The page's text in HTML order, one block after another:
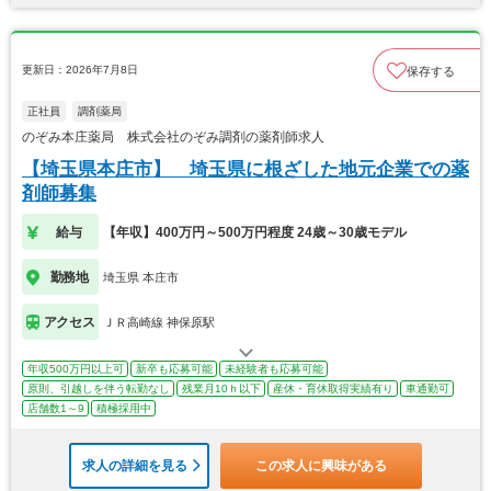
更新日：2026年7月8日 保存する
正社員 調剤薬局
のぞみ本庄薬局 株式会社のぞみ調剤の薬剤師求人
【埼玉県本庄市】 埼玉県に根ざした地元企業での薬
剤師募集
給与 【年収】400万円～500万円程度 24歳～30歳モデル
勤務地 埼玉県 本庄市
アクセス ＪＲ高崎線 神保原駅
年収500万円以上可 新卒も応募可能
未経験者も応募可能
原則、引越しを伴う転勤なし
残業月10ｈ以下 産休・育休取得実績有り
車通勤可
店舗数1～9
積極採用中
求人の詳細を見る この求人に興味がある